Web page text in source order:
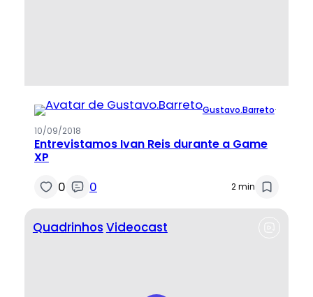
Gustavo.Barreto·
10/09/2018
Entrevistamos Ivan Reis durante a Game
XP
0 0 2 min
Quadrinhos Videocast